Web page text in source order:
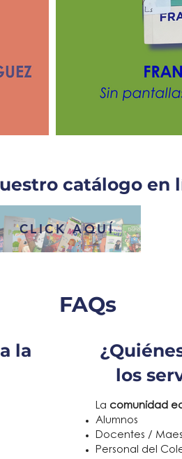
catálogo en
CLICK AQUÍ
FAQs
la
los
La comunidad
Alumnos
Docentes /
Personal del